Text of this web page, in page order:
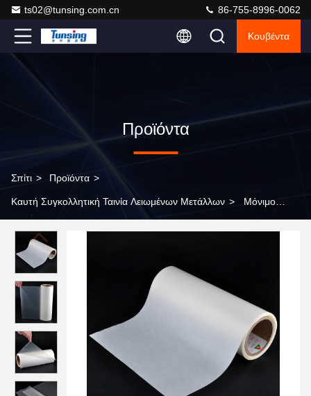
ts02@tunsing.com.cn 86-755-8996-0062
Κουβέντα
Προϊόντα
Σπίτι > Προϊόντα >
Καυτή Συγκολλητική Ταινία Λειωμένων Μετάλλων > Μόνιμο
EVA για το μέταλλο που συνδέει Eva-DS8303